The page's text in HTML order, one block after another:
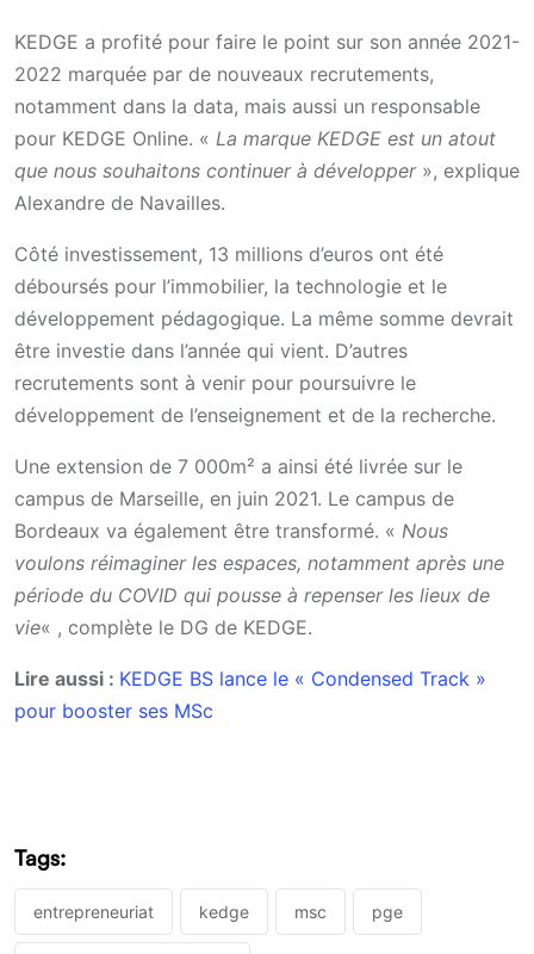
KEDGE a profité pour faire le point sur son année 2021-
2022 marquée par de nouveaux recrutements,
notamment dans la data, mais aussi un responsable
pour KEDGE Online. « La marque KEDGE est un atout
que nous souhaitons continuer à développer », explique
Alexandre de Navailles.
Côté investissement, 13 millions d’euros ont été
déboursés pour l’immobilier, la technologie et le
développement pédagogique. La même somme devrait
être investie dans l’année qui vient. D’autres
recrutements sont à venir pour poursuivre le
développement de l’enseignement et de la recherche.
Une extension de 7 000m² a ainsi été livrée sur le
campus de Marseille, en juin 2021. Le campus de
Bordeaux va également être transformé. « Nous
voulons réimaginer les espaces, notamment après une
période du COVID qui pousse à repenser les lieux de
vie« , complète le DG de KEDGE.
Lire aussi : KEDGE BS lance le « Condensed Track »
pour booster ses MSc
Tags:
entrepreneuriat kedge msc pge